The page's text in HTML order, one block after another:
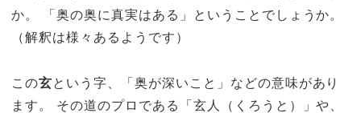
か。 「奥の奥に真実はある」ということでしょうか。
（解釈は様々あるようです）
この玄という字、「奥が深いこと」などの意味があり
ます。 その道のプロである「玄人（くろうと）」や、